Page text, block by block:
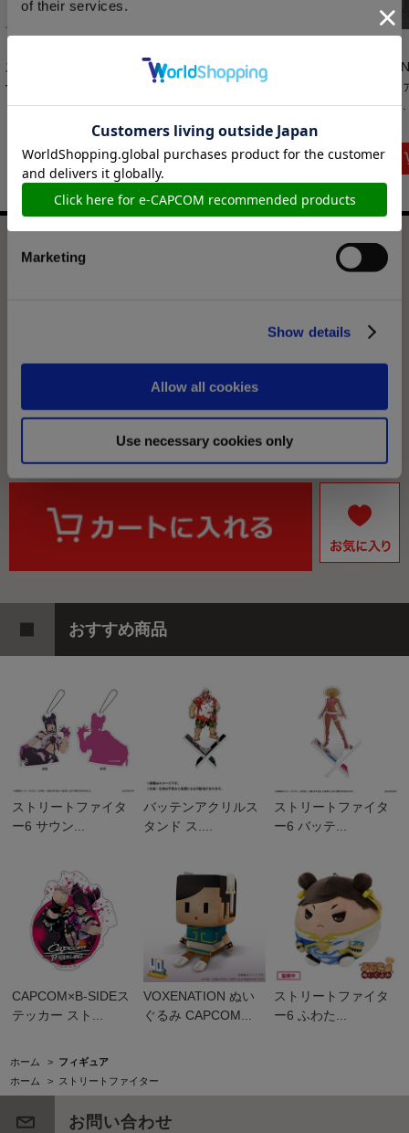
of their services.
Consent
Selection
Statistics
Marketing
Show details
Allow all cookies
Use necessary cookies only
ストリートファイタ
ー6 スタンド付き...
2,420円(税込)
VOXENATION ぬい
ぐるみ
CAPCOM40th ス...
3,520円(税込)
ストリートファイタ
ー6 ピクセルアー
ト...
6,050円
1...
カプコンフィギュアビルダー クリエイターズモデル ストリ
商品を選びなおす
1375ポイント付与
おすすめ商品
ストリートファイタ
ー6 サウン...
バッテンアクリルス
タンド ス....
ストリートファイタ
ー6 バッテ...
CAPCOM×B-SIDEス
テッカー スト...
VOXENATION ぬい
ぐるみ CAPCOM...
ストリートファイタ
ー6 ふわた...
ホーム > フィギュア
ホーム
> ストリートファイター
お問い合わせ